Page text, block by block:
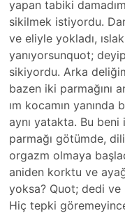
yapan tabiki
sikilmek istiyordu.
ve eliyle yokladı,
yanıyorsunquot;­
sikiyordu. Arka
bazen iki parmağını
ım kocamın
aynı yatakta. Bu beni
parmağı götümde,
orgaz­m olmaya
aniden korktu ve
yoksa? Quot; dedi ve
Hiç tepki